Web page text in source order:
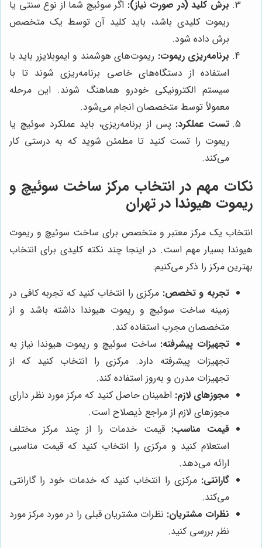
برش کلید (در صورت نیاز): اگر سوئیچ شما از نوع سنتی یا
ریموت کلیدی باشد، باید کلید آن توسط یک متخصص
برش داده شود.
برنامه‌ریزی ریموت: ریموت‌های هوشمند و ایموبلایزر باید با
استفاده از دستگاه‌های خاصی برنامه‌ریزی شوند تا با
سیستم الکترونیکی خودرو هماهنگ شوند. این مرحله
معمولاً توسط متخصصان انجام می‌شود.
تست عملکرد: پس از برنامه‌ریزی، باید عملکرد سوئیچ یا
ریموت را تست کنید تا مطمئن شوید که به درستی کار
می‌کند.
نکات مهم در انتخاب مرکز ساخت سوئیچ و
ریموت هیوندا در تهران
انتخاب یک مرکز معتبر و متخصص برای ساخت سوئیچ و ریموت
هیوندا بسیار مهم است. در اینجا چند نکته کلیدی برای انتخاب
بهترین مرکز را ذکر می‌کنیم:
تجربه و تخصص: مرکزی را انتخاب کنید که تجربه کافی در
زمینه ساخت سوئیچ و ریموت هیوندا داشته باشد و از
متخصصان مجرب استفاده کند.
تجهیزات پیشرفته: ساخت سوئیچ و ریموت هیوندا نیاز به
تجهیزات پیشرفته دارد. مرکزی را انتخاب کنید که از
تجهیزات مدرن و به‌روز استفاده کند.
مجوزهای لازم: اطمینان حاصل کنید که مرکز مورد نظر دارای
مجوزهای لازم از مراجع ذیصلاح است.
قیمت مناسب: قیمت خدمات را از چند مرکز مختلف
استعلام کنید و مرکزی را انتخاب کنید که قیمت مناسبی
ارائه می‌دهد.
گارانتی: مرکزی را انتخاب کنید که خدمات خود را گارانتی
می‌کند.
نظرات مشتریان: نظرات مشتریان قبلی را در مورد مرکز مورد
نظر بررسی کنید.